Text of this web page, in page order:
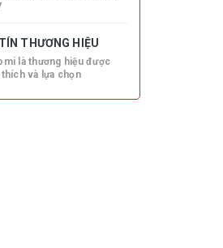
THƯƠNG HIỆU
là thương hiệu được
và lựa chọn